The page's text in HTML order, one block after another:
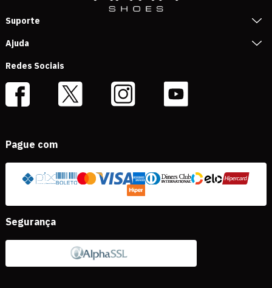
Suporte
Ajuda
Redes Sociais
Pague com
Segurança